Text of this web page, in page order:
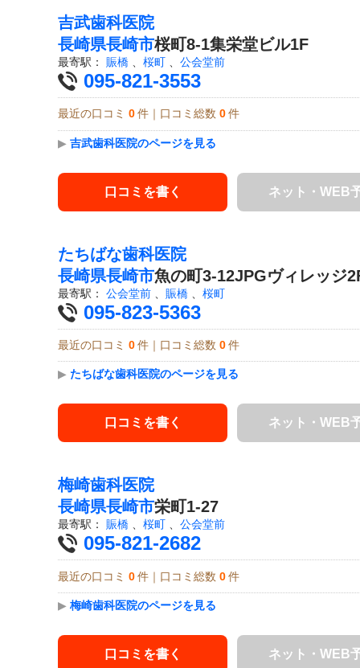
吉武歯科医院
長崎県長崎市桜町8-1集栄堂ビル1F
最寄駅： 賑橋 桜町 公会堂前
095-821-3553
最近の口コミ 0 件｜口コミ総数 0 件
▶ 吉武歯科医院のページを見る
口コミを書く ネット・WEB
たちばな歯科医院
長崎県長崎市魚の町3-12JPGヴィレッジ
最寄駅： 公会堂前 賑橋 桜町
095-823-5363
最近の口コミ 0 件｜口コミ総数 0 件
▶ たちばな歯科医院のページを見る
口コミを書く ネット・WEB
梅崎歯科医院
長崎県長崎市栄町1-27
最寄駅： 賑橋 、 桜町 、 公会堂前
095-821-2682
最近の口コミ 0 件｜口コミ総数 0 件
▶ 梅崎歯科医院のページを見る
口コミを書く ネット・WEB